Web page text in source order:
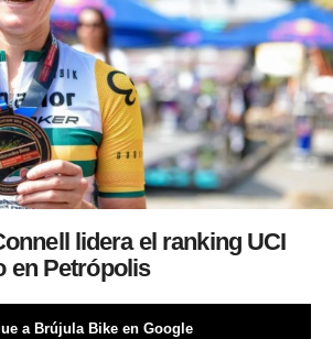
lidera el ranking UCI
en Petrópolis
a Brújula Bike en Google